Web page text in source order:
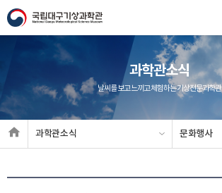
과학관소식
날씨를 보고 느끼고 체험하는 기상전문과학관
과학관소식 문화행사